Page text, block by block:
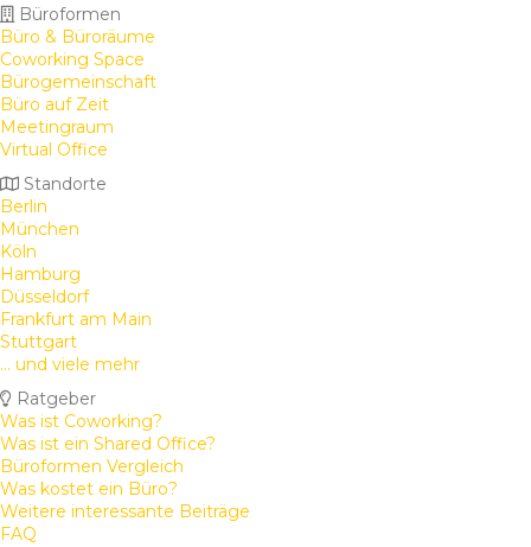
Büroformen
Büro & Büroräume
Coworking Space
Bürogemeinschaft
Büro auf Zeit
Meetingraum
Virtual Office
Standorte
Berlin
München
Köln
Hamburg
Düsseldorf
Frankfurt am Main
Stuttgart
... und viele mehr
Ratgeber
Was ist Coworking?
Was ist ein Shared Office?
Büroformen Vergleich
Was kostet ein Büro?
Weitere interessante Beiträge
FAQ